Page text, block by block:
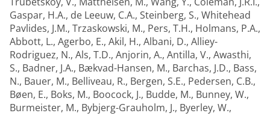
Gaspar, H.A., de Leeuw, C.A., Steinberg, S., Whitehead
Pavlides, J.M., Trzaskowski, M., Pers, T.H., Holmans, P.A.,
Abbott, L., Agerbo, E., Akil, H., Albani, D., Alliey-
Rodriguez, N., Als, T.D., Anjorin, A., Antilla, V., Awasthi,
S., Badner, J.A., Bækvad-Hansen, M., Barchas, J.D., Bass,
N., Bauer, M., Belliveau, R., Bergen, S.E., Pedersen, C.B.,
Bøen, E., Boks, M., Boocock, J., Budde, M., Bunney, W.,
Burmeister, M., Bybjerg-Grauholm, J., Byerley, W.,